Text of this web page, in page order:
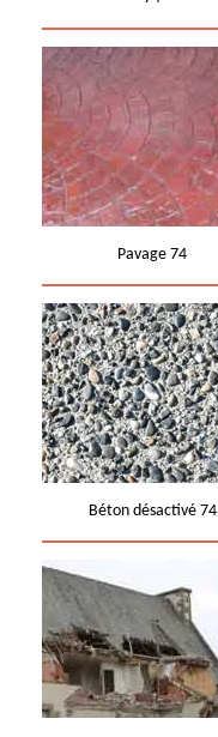
Pavage 74
Béton désactivé 74